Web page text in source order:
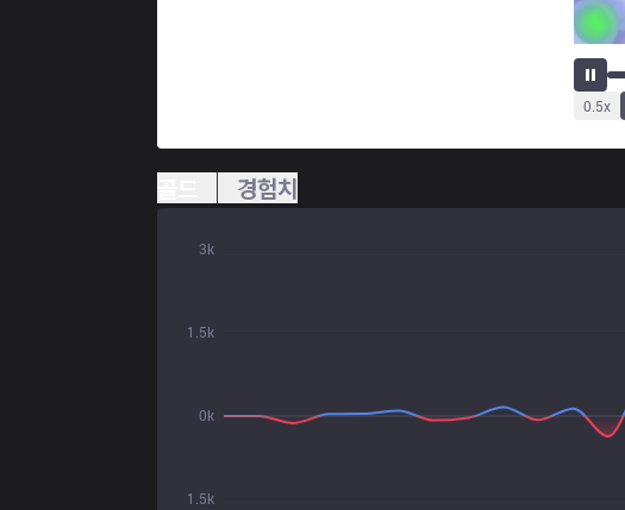
0.5x
경험치
1.5k
0k
1.5k
3k